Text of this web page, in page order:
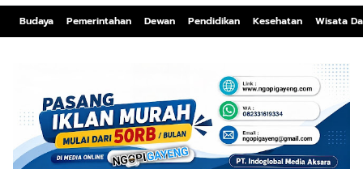
Budaya Pemerintahan Dewan Pendidikan Kesehatan Wisata